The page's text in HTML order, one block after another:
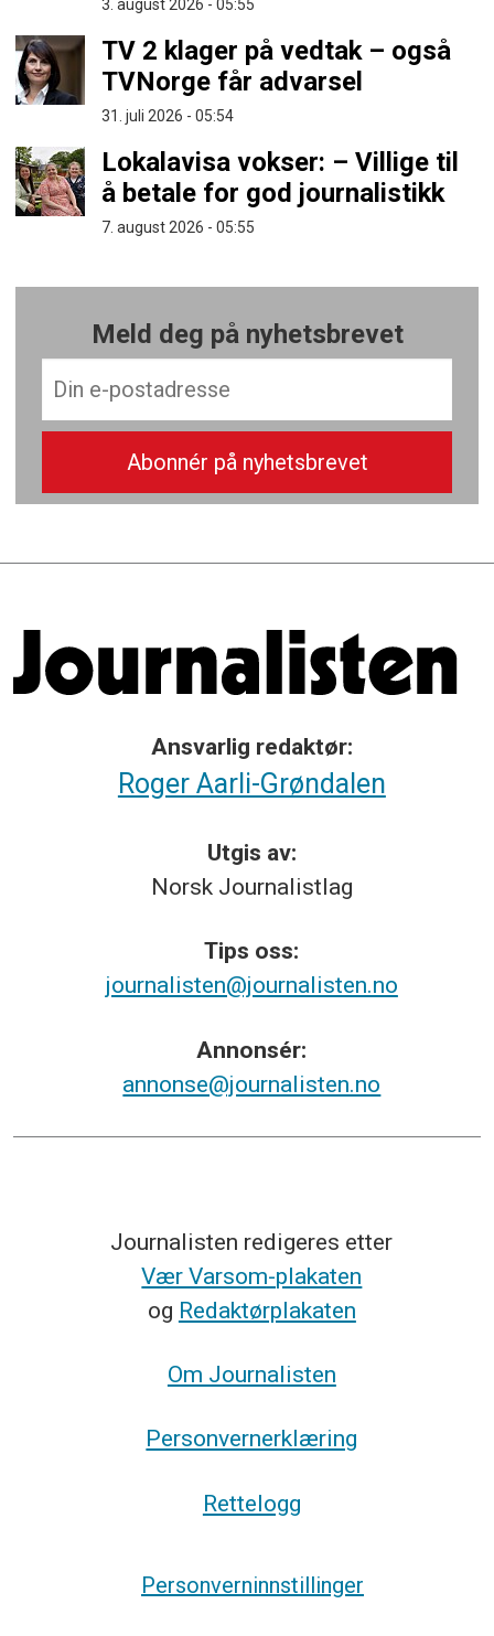
3. august 2026 - 05:55
TV 2 klager på vedtak – også
TVNorge får advarsel
31. juli 2026 - 05:54
Lokalavisa vokser: – Villige til
å betale for god journalistikk
7. august 2026 - 05:55
Meld deg på nyhetsbrevet
Ansvarlig redaktør:
Roger Aarli-Grøndalen
Utgis av:
Norsk Journalistlag
Tips oss:
journalisten@journalisten.no
Annonsér:
annonse@journalisten.no
Journalisten redigeres etter
Vær Varsom-plakaten
og Redaktørplakaten
Om Journalisten
Personvernerklæring
Rettelogg
Personverninnstillinger